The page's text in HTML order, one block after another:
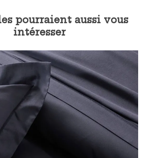
pourraient aussi vous
intéresser